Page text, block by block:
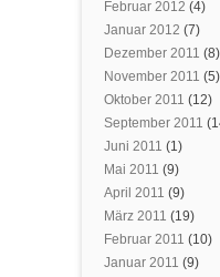
Februar 2012 (4)
Januar 2012 (7)
Dezember 2011 (8)
November 2011 (5)
Oktober 2011 (12)
September 2011
Juni 2011 (1)
Mai 2011 (9)
April 2011 (9)
März 2011 (19)
Februar 2011 (10)
Januar 2011 (9)